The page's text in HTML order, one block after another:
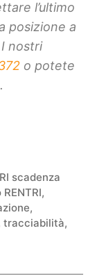
l’ultimo
posizione a
nostri
o potete
.
scadenza
,
,
tracciabilità,